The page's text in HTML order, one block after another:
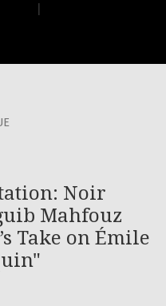
in Naguib
Noir
Mahfouz
Take on Émile